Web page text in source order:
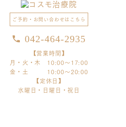
ご予約・お問い合わせはこちら
042-464-2935
【営業時間】
月・火・木 10:00～17:00
金・土 10:00～20:00
【定休日】
水曜日・日曜日・祝日